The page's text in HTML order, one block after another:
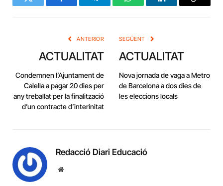
Twitter FacebookTelegramWhatsAppLinkedInCopy
ANTERIOR
ACTUALITAT
Condemnen l’Ajuntament de
Calella a pagar 20 dies per
any treballat per la finalització
d’un contracte d’interinitat
SEGÜENT
ACTUALITAT
Nova jornada de vaga a Metro
de Barcelona a dos dies de
les eleccions locals
Redacció Diari Educació
Website